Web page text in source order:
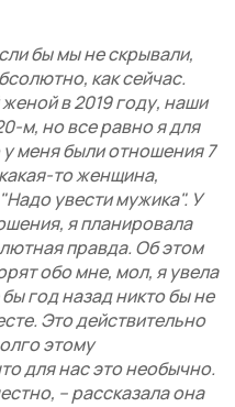
бы мы не скрывали,
как сейчас.
в 2019 году, наши
м, но все равно я для
у меня были отношения 7
то женщина,
увести мужика". У
я планировала
правда. Об этом
обо мне, мол, я увела
год назад никто бы не
Это действительно
этому
для нас это необычно.
– рассказала она